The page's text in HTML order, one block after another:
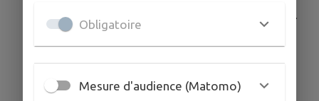
du Droit de Saint-Julien-
en-Genevois
Meublé de tourisme et
sa déclaration
Obligatoire
Mesure d'audience (Matomo)